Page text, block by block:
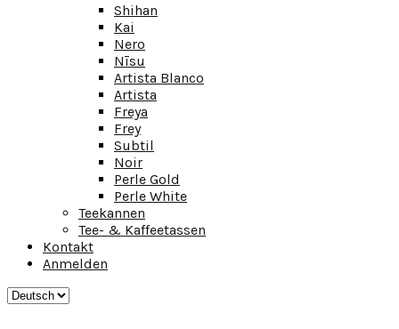
Shihan
Kai
Nero
Nīsu
Artista Blanco
Artista
Freya
Frey
Subtil
Noir
Perle Gold
Perle White
Teekannen
Tee- & Kaffeetassen
Kontakt
Anmelden